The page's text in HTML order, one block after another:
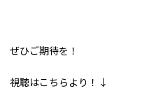
ぜひご期待を！
視聴はこちらより！↓